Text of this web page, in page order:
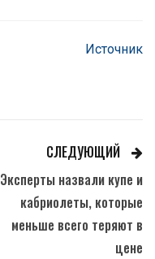
Источник
СЛЕДУЮЩИЙ
Эксперты назвали купе и
кабриолеты, которые
меньше всего теряют в
цене